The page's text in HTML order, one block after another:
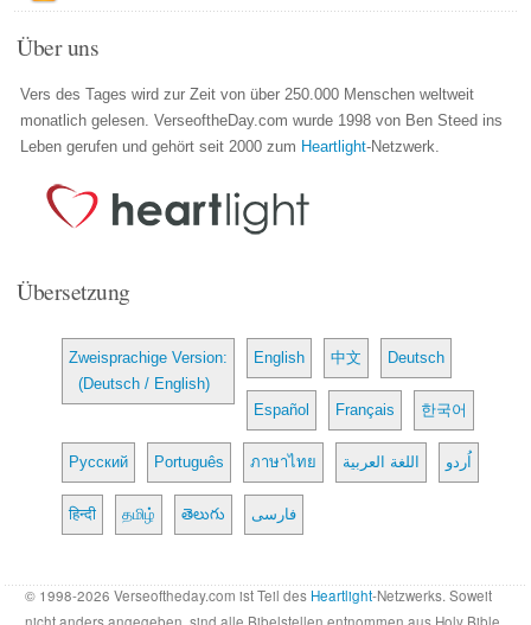
Über uns
Vers des Tages wird zur Zeit von über 250.000 Menschen weltweit
monatlich gelesen. VerseoftheDay.com wurde 1998 von Ben Steed ins
Leben gerufen und gehört seit 2000 zum Heartlight-Netzwerk.
Übersetzung
Zweisprachige Version:
(Deutsch / English)
English 中文 Deutsch
Español Français 한국어
Русский Português ภาษาไทย اللغة العربية اُردو
हिन्दी தமிழ் తెలుగు فارسی
© 1998-2026 Verseoftheday.com ist Teil des Heartlight-Netzwerks. Soweit